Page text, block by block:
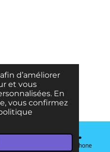
d’améliorer
et vous
En
vous confirmez
Téléphone